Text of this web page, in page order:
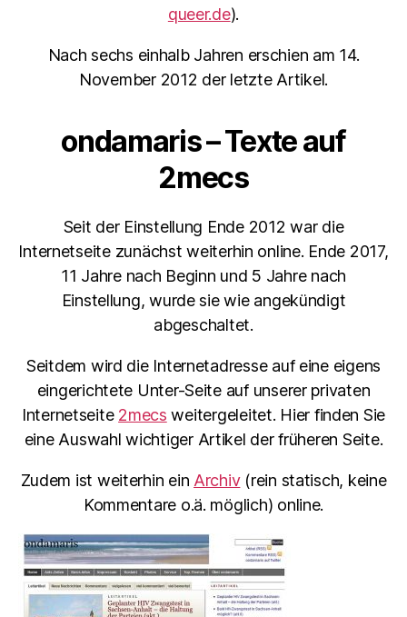
queer.de).
Nach sechs einhalb Jahren erschien am 14.
November 2012 der letzte Artikel.
ondamaris – Texte auf
2mecs
Seit der Einstellung Ende 2012 war die
Internetseite zunächst weiterhin online. Ende 2017,
11 Jahre nach Beginn und 5 Jahre nach
Einstellung, wurde sie wie angekündigt
abgeschaltet.
Seitdem wird die Internetadresse auf eine eigens
eingerichtete Unter-Seite auf unserer privaten
Internetseite 2mecs weitergeleitet. Hier finden Sie
eine Auswahl wichtiger Artikel der früheren Seite.
Zudem ist weiterhin ein Archiv(rein statisch, keine
Kommentare o.ä. möglich) online.